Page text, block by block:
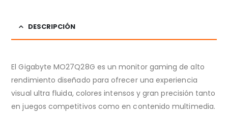
DESCRIPCIÓN
El Gigabyte MO27Q28G es un monitor gaming de alto
rendimiento diseñado para ofrecer una experiencia
visual ultra fluida, colores intensos y gran precisión tanto
en juegos competitivos como en contenido multimedia.